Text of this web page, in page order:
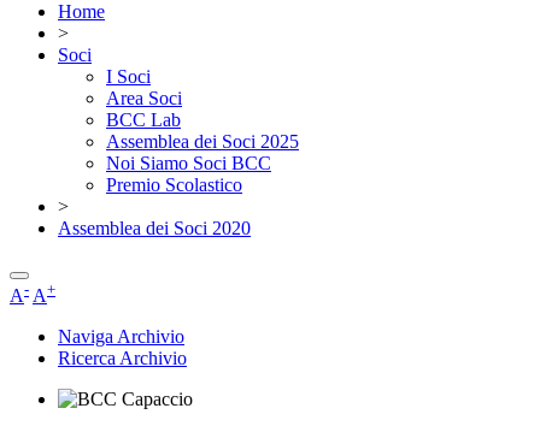
Home
>
Soci
I Soci
Area Soci
BCC Lab
Assemblea dei Soci 2025
Noi Siamo Soci BCC
Premio Scolastico
>
Assemblea dei Soci 2020
A- A+
Naviga Archivio
Ricerca Archivio